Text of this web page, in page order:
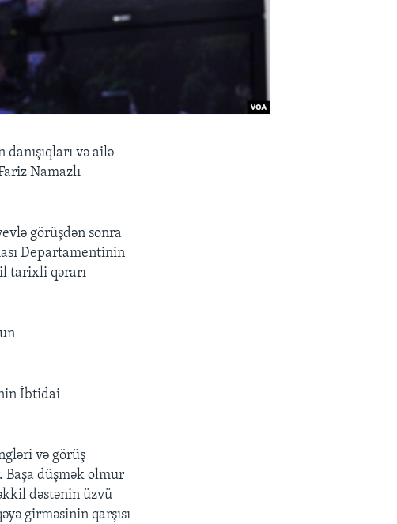
və ailə
Namazlı
görüşdən sonra
Departamentinin
tarixli qərarı
İbtidai
və görüş
Başa düşmək olmur
dəstənin üzvü
girməsinin qarşısı